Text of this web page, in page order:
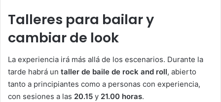
Talleres para bailar y
cambiar de look
La experiencia irá más allá de los escenarios. Durante la
tarde habrá un taller de baile de rock and roll, abierto
tanto a principiantes como a personas con experiencia,
con sesiones a las 20.15 y 21.00 horas.